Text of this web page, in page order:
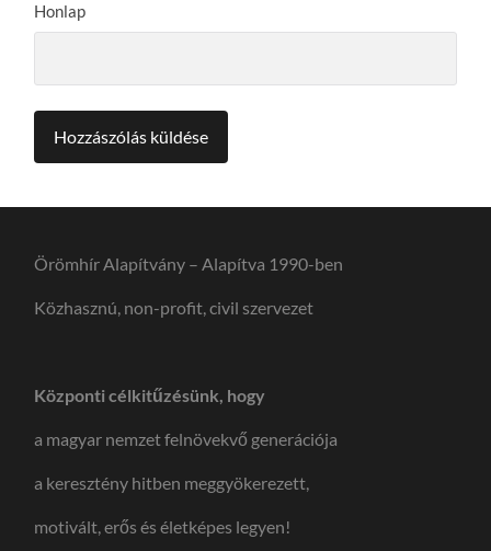
Honlap
Örömhír Alapítvány – Alapítva 1990-ben
Közhasznú, non-profit, civil szervezet
Központi célkitűzésünk, hogy
a magyar nemzet felnövekvő generációja
a keresztény hitben meggyökerezett,
motivált, erős és életképes legyen!